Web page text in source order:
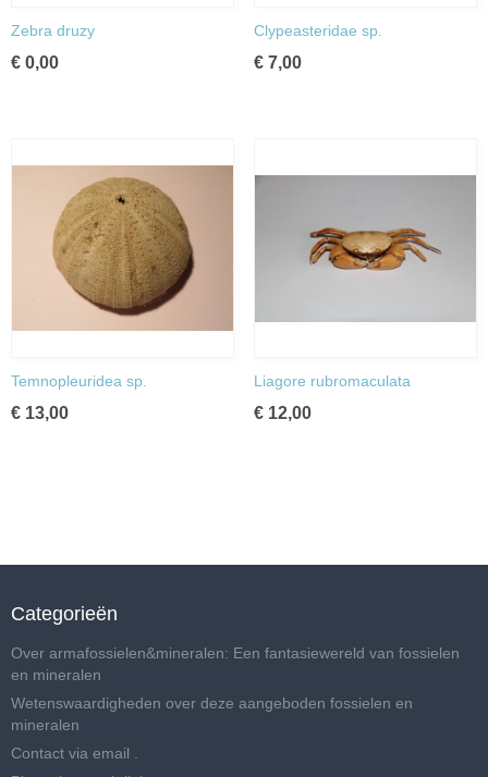
Zebra druzy
€ 0,00
Clypeasteridae sp.
€ 7,00
Temnopleuridea sp.
€ 13,00
Liagore rubromaculata
€ 12,00
Categorieën
Over armafossielen&mineralen: Een fantasiewereld van fossielen
en mineralen
Wetenswaardigheden over deze aangeboden fossielen en
mineralen
Contact via email .